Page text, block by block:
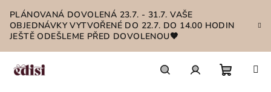
obsah
PLÁNOVANÁ DOVOLENÁ 23.7. - 31.7. VAŠE
OBJEDNÁVKY VYTVOŘENÉ DO 22.7. DO 14.00 HODIN
JEŠTĚ ODEŠLEME PŘED DOVOLENOU🤎